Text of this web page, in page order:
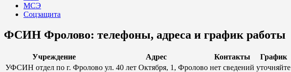
МСЭ
Соцзащита
ФСИН Фролово: телефоны, адреса и график работы
Учреждение Адрес Контакты
График
УФСИН отдел по г. Фролово ул. 40 лет Октября, 1, Фролово нет сведений уточняйте